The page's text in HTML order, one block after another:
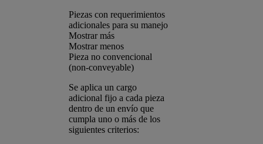
Piezas con requerimientos
adicionales para su manejo
Mostrar más
Mostrar menos
Pieza no convencional
(non-conveyable)
Se aplica un cargo
adicional fijo a cada pieza
dentro de un envío que
cumpla uno o más de los
siguientes criterios: